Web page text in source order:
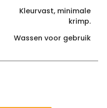
Kleurvast, minimale
krimp.
Wassen voor gebruik